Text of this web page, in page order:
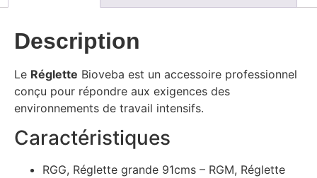
Description
Le Réglette Bioveba est un accessoire professionnel
conçu pour répondre aux exigences des
environnements de travail intensifs.
Caractéristiques
RGG, Réglette grande 91cms – RGM, Réglette